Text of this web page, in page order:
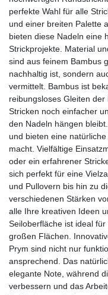
perfekte Wahl für alle
und einer breiten Palette
bieten diese Nadeln eine
Strickprojekte. Material
sind aus feinem Bambus
nachhaltig ist, sondern
vermittelt. Bambus ist
reibungsloses Gleiten
Stricken noch einfacher
den Nadeln hängen
und bieten eine
macht. Vielfältige
oder ein erfahrener
sich perfekt für eine
und Pullovern bis hin zu
verschiedenen Stärken
alle Ihre kreativen Ideen
Seiloberfläche ist ideal
großen Flächen.
Prym sind nicht nur
ansprechend. Das
elegante Note, während
verbessern und das